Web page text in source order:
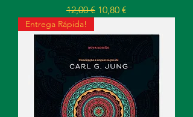
Preço normal
12,00 € Preço promocional
10,80 €
Entrega Rápida!